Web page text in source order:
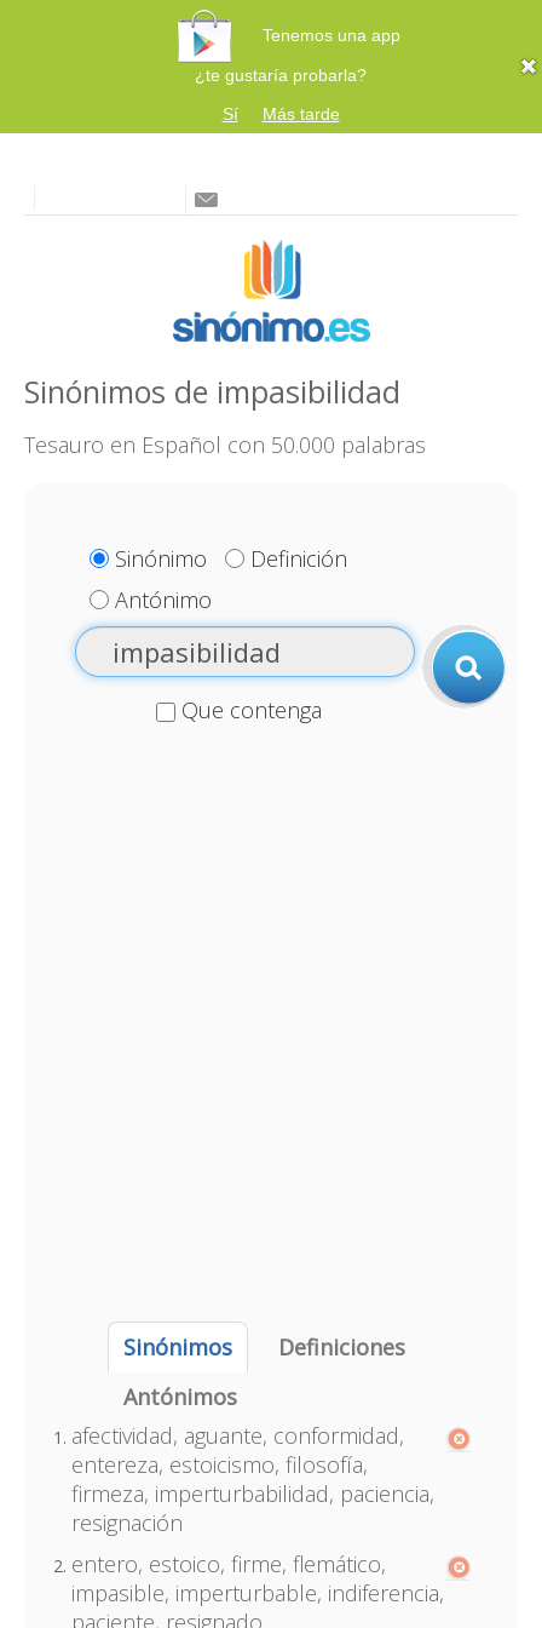
Tenemos una app
¿te gustaría probarla?
Sí
Más tarde
Sinónimos de impasibilidad
Tesauro en Español con 50.000 palabras
Sinónimo
Definición
Antónimo
Que contenga
Sinónimos
Definiciones
Antónimos
afectividad, aguante, conformidad,
entereza, estoicismo, filosofía,
firmeza, imperturbabilidad, paciencia,
resignación
entero, estoico, firme, flemático,
impasible, imperturbable, indiferencia,
paciente, resignado